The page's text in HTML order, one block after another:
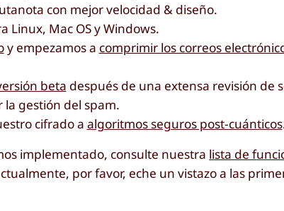
con mejor velocidad & diseño.
Linux, Mac OS y Windows.
y empezamos a comprimir los correos
beta después de una extensa revisión de
gestión del spam.
cifrado a algoritmos seguros post-cuánticos
implementado, consulte nuestra lista de
por favor, eche un vistazo a las